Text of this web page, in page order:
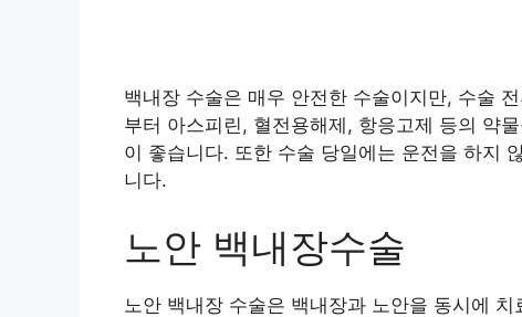
백내장 수술은 매우 안전한 수술이지만, 수술
부터 아스피린, 혈전용해제, 항응고제 등의 약
이 좋습니다. 또한 수술 당일에는 운전을 하지
니다.
노안 백내장수술
노안 백내장 수술은 백내장과 노안을 동시에